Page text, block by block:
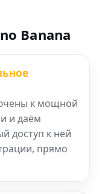
Banana
к мощной
и даём
доступ к ней
прямо